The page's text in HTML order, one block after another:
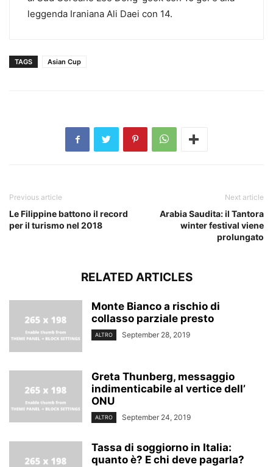
leggenda Iraniana Ali Daei con 14.
TAGS Asian Cup
Previous article
Le Filippine battono il record
per il turismo nel 2018
Next article
Arabia Saudita: il Tantora
winter festival viene
prolungato
RELATED ARTICLES
Monte Bianco a rischio di
collasso parziale presto
ALTRO September 28, 2019
Greta Thunberg, messaggio
indimenticabile al vertice dell’
ONU
ALTRO September 24, 2019
Tassa di soggiorno in Italia:
quanto è? E chi deve pagarla?